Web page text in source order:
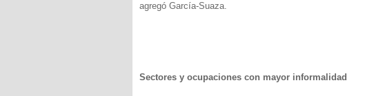
agregó García-Suaza.
Sectores y ocupaciones con mayor informalidad